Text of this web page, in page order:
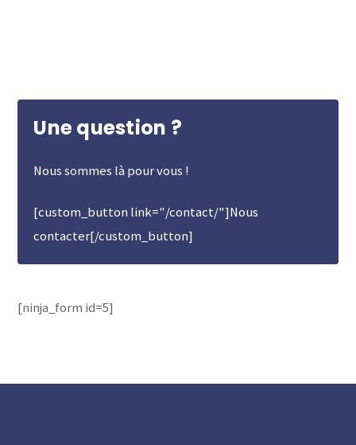
Une question ?
Nous sommes là pour vous !
[custom_button link="/contact/"]Nous
contacter[/custom_button]
[ninja_form id=5]